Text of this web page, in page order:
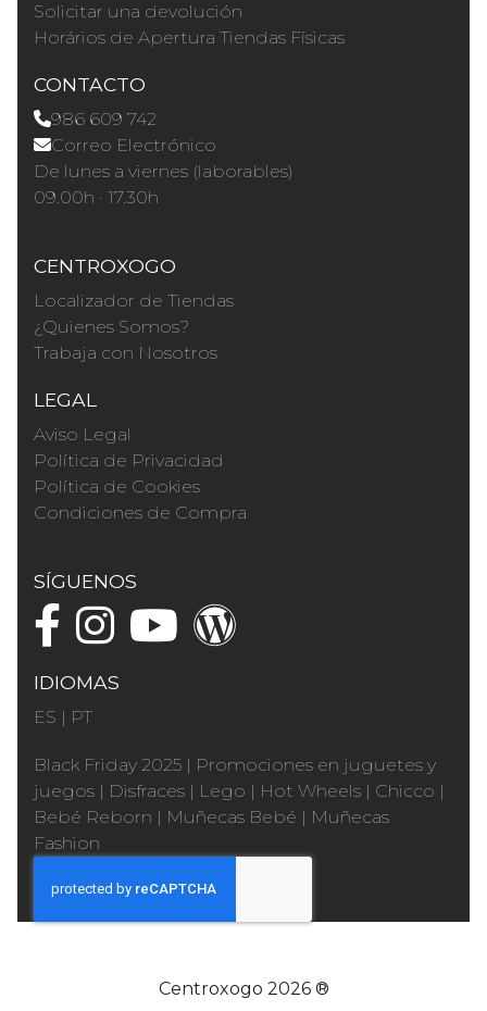
Solicitar una devolución
Horários de Apertura Tiendas Físicas
CONTACTO
986 609 742
Correo Electrónico
De lunes a viernes (laborables)
09.00h · 17.30h
CENTROXOGO
Localizador de Tiendas
¿Quienes Somos?
Trabaja con Nosotros
LEGAL
Aviso Legal
Política de Privacidad
Política de Cookies
Condiciones de Compra
SÍGUENOS
IDIOMAS
ES | PT
Black Friday 2025 | Promociones en juguetes y
juegos | Disfraces | Lego | Hot Wheels | Chicco |
Bebé Reborn | Muñecas Bebé | Muñecas
Fashion
Centroxogo 2026 ®